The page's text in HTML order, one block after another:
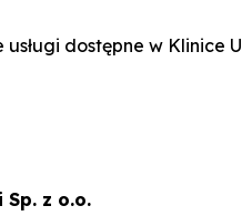
usługi dostępne w Klinice
z o.o.